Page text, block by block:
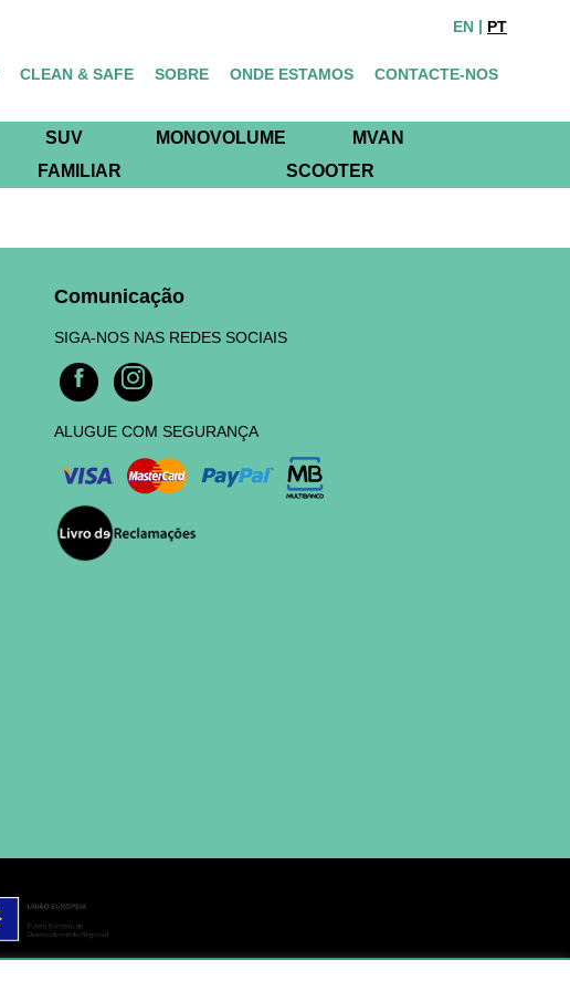
CLEAN & SAFE SOBRE ONDE ESTAMOS CONTACTE-NOS
EN PT
SUV MONOVOLUME
MVAN
FAMILIAR SCOOTER
Comunicação
SIGA-NOS NAS REDES SOCIAIS
ALUGUE COM SEGURANÇA